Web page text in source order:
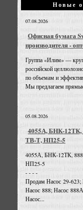
Новые
07.08.2026
Офисная бумага
производителя -
Группа «Илим» —
российской
по объемам и
Мы предлагаем
05.08.2026
4055А, БНК-
ТВ-Т, НП25-5
4055А, БНК-12ТК,
НП25-5
- - - -
Продам Насос 29-
Насос 888; Насос
Насос...